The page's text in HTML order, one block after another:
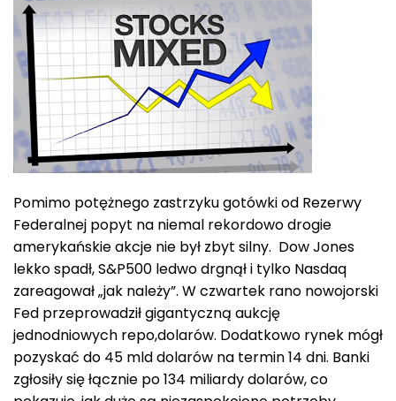
Pomimo potężnego zastrzyku gotówki od Rezerwy
Federalnej popyt na niemal rekordowo drogie
amerykańskie akcje nie był zbyt silny. Dow Jones
lekko spadł, S&P500 ledwo drgnął i tylko Nasdaq
zareagował „jak należy”. W czwartek rano nowojorski
Fed przeprowadził gigantyczną aukcję
jednodniowych repo,dolarów. Dodatkowo rynek mógł
pozyskać do 45 mld dolarów na termin 14 dni. Banki
zgłosiły się łącznie po 134 miliardy dolarów, co